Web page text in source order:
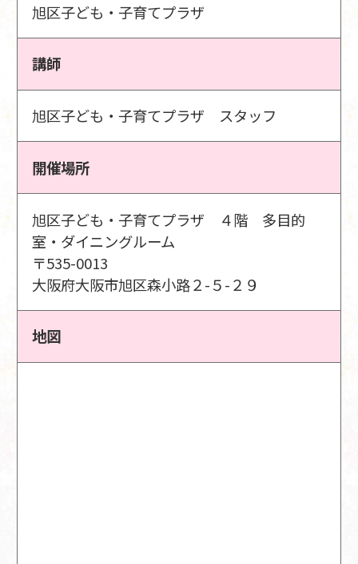
旭区子ども・子育てプラザ
講師
旭区子ども・子育てプラザ スタッフ
開催場所
旭区子ども・子育てプラザ ４階 多目的
室・ダイニングルーム
〒535-0013
大阪府大阪市旭区森小路２-５-２９
地図